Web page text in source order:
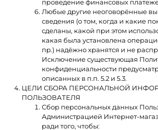
проведение финансовых
Любые другие неоговорённые
сведения (о том, когда и какие
сделаны, какой при этом
какая была установлена
пр.) надёжно хранятся и не
Исключение существующая
конфиденциальности
описанных в п.п. 5.2 и 5.3.
ЦЕЛИ СБОРА ПЕРСОНАЛЬНОЙ
ПОЛЬЗОВАТЕЛЯ
Сбор персональных данных
Администрацией Интернет-
ради того, чтобы: